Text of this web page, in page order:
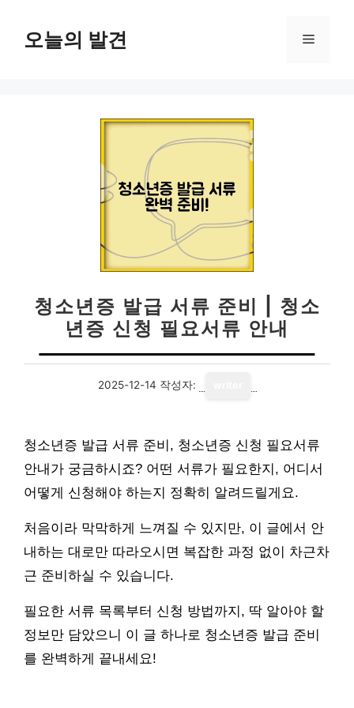
오늘의 발견 메
청소년증 발급 서류 준비 | 청소
년증 신청 필요서류 안내
2025-12-14 작성자:
청소년증 발급 서류 준비, 청소년증 신청 필요서류
안내가 궁금하시죠? 어떤 서류가 필요한지, 어디서
어떻게 신청해야 하는지 정확히 알려드릴게요.
처음이라 막막하게 느껴질 수 있지만, 이 글에서 안
내하는 대로만 따라오시면 복잡한 과정 없이 차근차
근 준비하실 수 있습니다.
필요한 서류 목록부터 신청 방법까지, 딱 알아야 할
정보만 담았으니 이 글 하나로 청소년증 발급 준비
를 완벽하게 끝내세요!